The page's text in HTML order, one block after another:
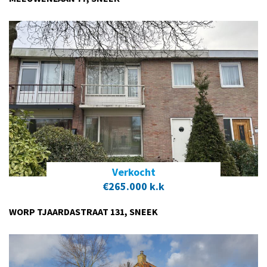
Verkocht
€265.000 k.k
WORP TJAARDASTRAAT 131, SNEEK